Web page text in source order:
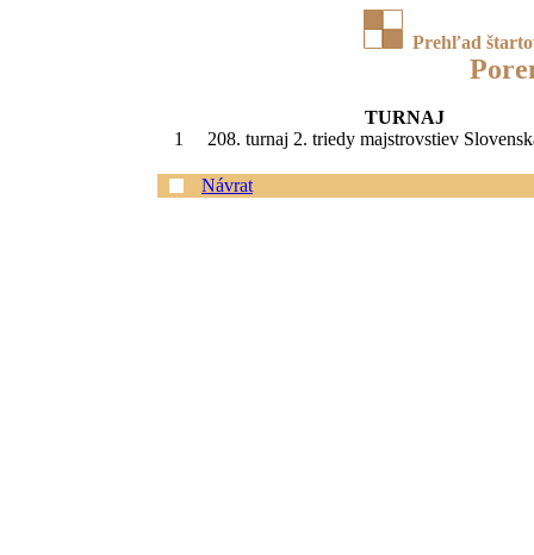
Prehľad
TURNAJ
1
208. turnaj 2. triedy majstrovstiev
Návrat